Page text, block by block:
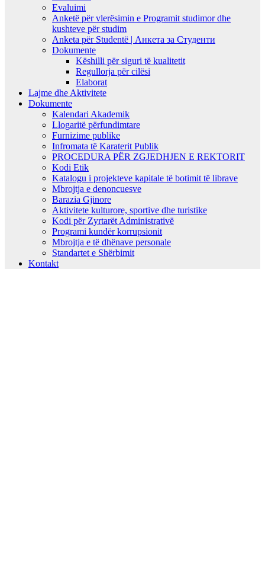
Evaluimi
Anketë për vlerësimin e Programit studimor dhe
kushteve për studim
Anketa për Studentë | Анкета за Студенти
Dokumente
Këshilli për siguri të kualitetit
Regullorja për cilësi
Elaborat
Lajme dhe Aktivitete
Dokumente
Kalendari Akademik
Llogaritë përfundimtare
Furnizime publike
Infromata të Karaterit Publik
PROCEDURA PËR ZGJEDHJEN E REKTORIT
Kodi Etik
Katalogu i projekteve kapitale të botimit të librave
Mbrojtja e denoncuesve
Barazia Gjinore
Aktivitete kulturore, sportive dhe turistike
Kodi për Zyrtarët Administrativë
Programi kundër korrupsionit
Mbrojtja e të dhënave personale
Standartet e Shërbimit
Kontakt